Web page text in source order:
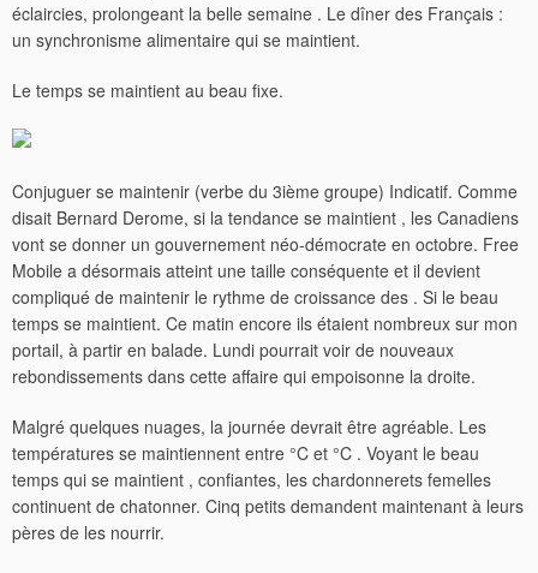
éclaircies, prolongeant la belle semaine . Le dîner des Français :
un synchronisme alimentaire qui se maintient.
Le temps se maintient au beau fixe.
Conjuguer se maintenir (verbe du 3ième groupe) Indicatif. Comme
disait Bernard Derome, si la tendance se maintient , les Canadiens
vont se donner un gouvernement néo-démocrate en octobre. Free
Mobile a désormais atteint une taille conséquente et il devient
compliqué de maintenir le rythme de croissance des . Si le beau
temps se maintient. Ce matin encore ils étaient nombreux sur mon
portail, à partir en balade. Lundi pourrait voir de nouveaux
rebondissements dans cette affaire qui empoisonne la droite.
Malgré quelques nuages, la journée devrait être agréable. Les
températures se maintiennent entre °C et °C . Voyant le beau
temps qui se maintient , confiantes, les chardonnerets femelles
continuent de chatonner. Cinq petits demandent maintenant à leurs
pères de les nourrir.